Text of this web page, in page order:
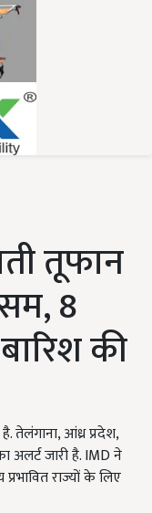
तूफान
8
की
तेलंगाना, आंध्र प्रदेश,
अलर्ट जारी है. IMD ने
राज्यों के लिए